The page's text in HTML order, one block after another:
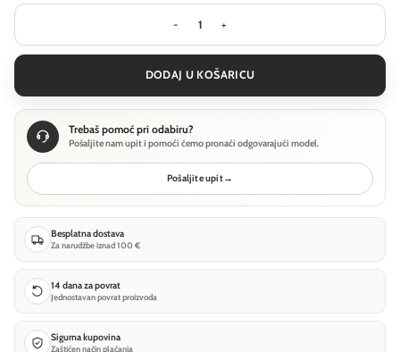
Stropna svjetiljka Technical Lens -
DODAJ U KOŠARICU
Trebaš pomoć pri odabiru?
Pošaljite nam upit i pomoći ćemo pronaći odgovarajući model.
Pošaljite upit→
Besplatna dostava
Za narudžbe iznad 100 €
14 dana za povrat
Jednostavan povrat proizvoda
Sigurna kupovina
Zaštićen način plaćanja